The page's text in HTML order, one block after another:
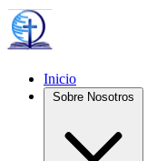
Inicio
Sobre Nosotros